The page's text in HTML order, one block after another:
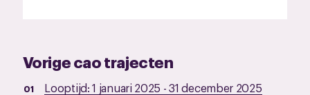
Vorige cao trajecten
Looptijd:1 januari 2025 -31 december 2025